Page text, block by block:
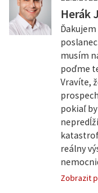
Herák
musím
poďme
Vravíte,
pokiaľ
reálny
Zobrazit